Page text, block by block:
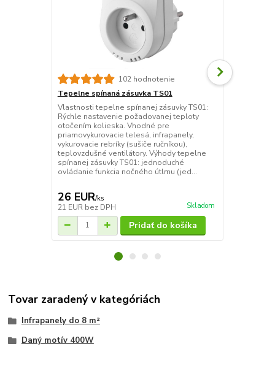
102 hodnotenie
Tepelne spínaná zásuvka TS01
Vlastnosti tepelne spínanej zásuvky TS01:
Rýchle nastavenie požadovanej teploty
otočením kolieska. Vhodné pre
priamovykurovacie telesá, infrapanely,
vykurovacie rebríky (sušiče ručníkou),
teplovzdušné ventilátory. Výhody tepelne
spínanej zásuvky TS01: jednoduché
ovládanie funkcia nočného útlmu (jed...
26 EUR/ks
21 EUR bez DPH Skladom
Pridať do košíka
Tovar zaradený v kategóriách
Infrapanely do 8 m²
Daný motív 400W